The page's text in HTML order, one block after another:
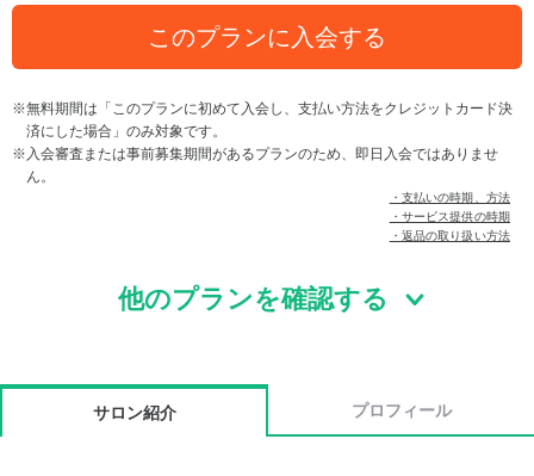
このプランに入会する
無料期間は「このプランに初めて入会し、支払い方法をクレジットカード決
済にした場合」のみ対象です。
入会審査または事前募集期間があるプランのため、即日入会ではありませ
ん。
・支払いの時期、方法
・サービス提供の時期
・返品の取り扱い方法
他のプランを確認する
サロン紹介 プロフィール